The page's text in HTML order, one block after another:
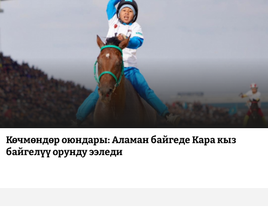
Көчмөндөр оюндары: Аламан байгеде Кара кыз
байгелүү орунду ээледи